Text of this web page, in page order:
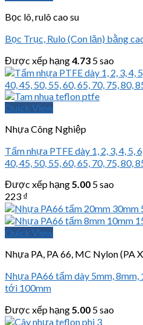
Bọc lô, rulô cao su
Bọc Trục, Rulo (Con lăn) bằng
Được xếp hạng4.73 5 sao
Quick View
Nhựa Công Nghiệp
Tấm nhựa PTFE dày 1, 2, 3, 4, 5,
40, 45, 50, 55, 60, 65, 70, 75, 80,
Được xếp hạng5.00 5 sao
223 ₫
Quick View
Nhựa PA, PA 66, MC Nylon (PA
Nhựa PA66 tấm dày 5mm, 8mm,
tới 100mm
Được xếp hạng5.00 5 sao